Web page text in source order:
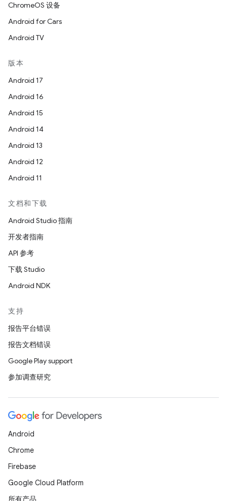
ChromeOS 设备
Android for Cars
Android TV
版本
Android 17
Android 16
Android 15
Android 14
Android 13
Android 12
Android 11
文档和下载
Android Studio 指南
开发者指南
API 参考
下载 Studio
Android NDK
支持
报告平台错误
报告文档错误
Google Play support
参加调查研究
Android
Chrome
Firebase
Google Cloud Platform
所有产品